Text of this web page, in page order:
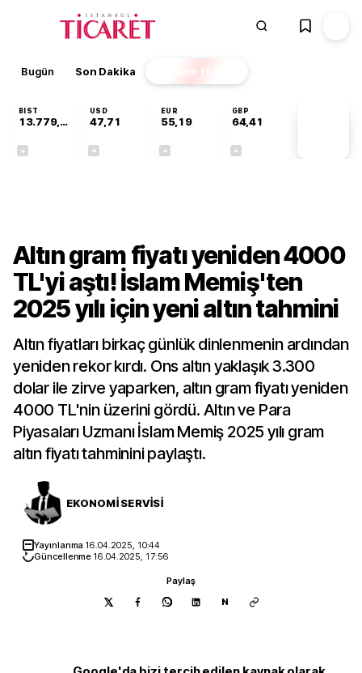
Bugün Son Dakika Finans EKSTRA
BIST
13.779,39
USD
47,71
EUR
55,19
GBP
64,41
Altın gram fiyatı yeniden 4000
TL'yi aştı! İslam Memiş'ten
2025 yılı için yeni altın tahmini
Altın fiyatları birkaç günlük dinlenmenin ardından
yeniden rekor kırdı. Ons altın yaklaşık 3.300
dolar ile zirve yaparken, altın gram fiyatı yeniden
4000 TL'nin üzerini gördü. Altın ve Para
Piyasaları Uzmanı İslam Memiş 2025 yılı gram
altın fiyatı tahminini paylaştı.
EKONOMİ SERVİSİ
Yayınlanma 16.04.2025, 10:44
Güncellenme 16.04.2025, 17:56
Paylaş
N